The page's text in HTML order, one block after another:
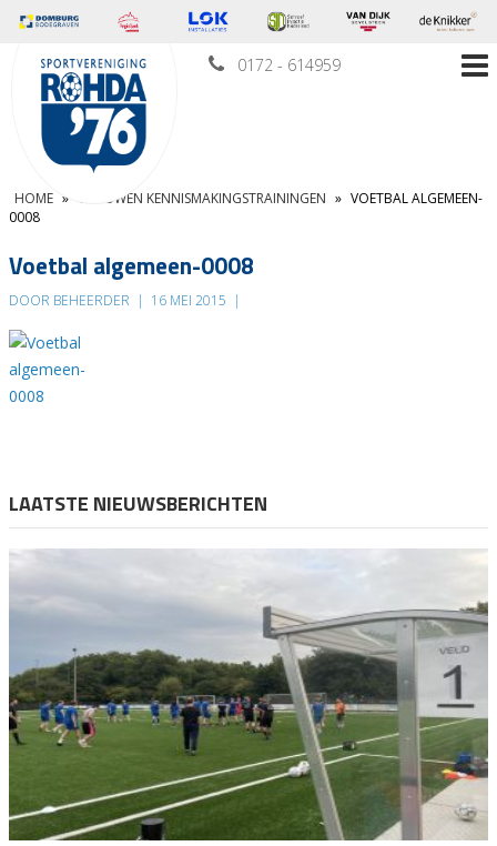
0172 - 614959
HOME » VROUWEN KENNISMAKINGSTRAININGEN » VOETBAL ALGEMEEN-
0008
Voetbal algemeen-0008
DOOR BEHEERDER | 16 MEI 2015 |
LAATSTE NIEUWSBERICHTEN